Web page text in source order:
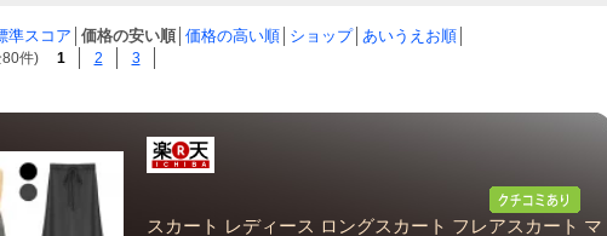
準スコア 価格の安い順 価格の高い順 ショップ│ あいうえお順
件) 1 2 3
スカート レディース ロングスカート フレアスカート マ